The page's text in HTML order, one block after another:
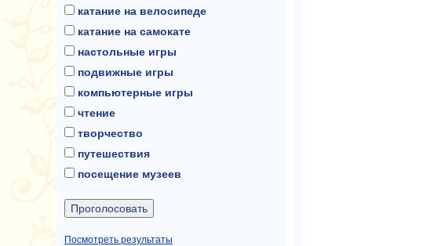
катание на велосипеде
катание на самокате
настольные игры
подвижные игры
компьютерные игры
чтение
творчество
путешествия
посещение музеев
Посмотреть результаты